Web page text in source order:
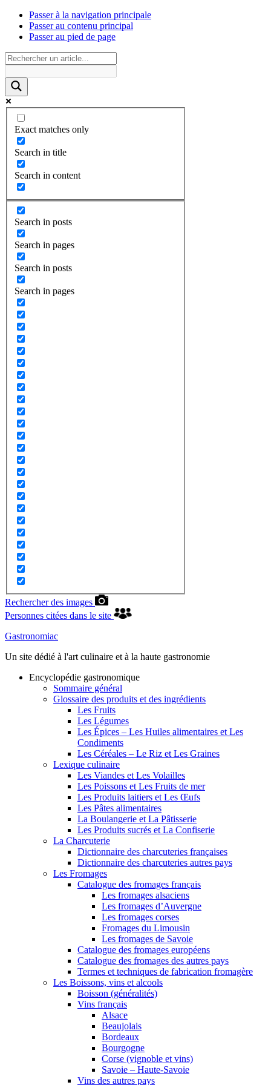
Passer à la navigation principale
Passer au contenu principal
Passer au pied de page
Exact matches only
Search in title
Search in content
Search in posts
Search in pages
Search in posts
Search in pages
Rechercher des images
Personnes citées dans le site
Gastronomiac
Un site dédié à l'art culinaire et à la haute gastronomie
Encyclopédie gastronomique
Sommaire général
Glossaire des produits et des ingrédients
Les Fruits
Les Légumes
Les Épices – Les Huiles alimentaires et Les
Condiments
Les Céréales – Le Riz et Les Graines
Lexique culinaire
Les Viandes et Les Volailles
Les Poissons et Les Fruits de mer
Les Produits laitiers et Les Œufs
Les Pâtes alimentaires
La Boulangerie et La Pâtisserie
Les Produits sucrés et La Confiserie
La Charcuterie
Dictionnaire des charcuteries françaises
Dictionnaire des charcuteries autres pays
Les Fromages
Catalogue des fromages français
Les fromages alsaciens
Les fromages d’Auvergne
Les fromages corses
Fromages du Limousin
Les fromages de Savoie
Catalogue des fromages européens
Catalogue des fromages des autres pays
Termes et techniques de fabrication fromagère
Les Boissons, vins et alcools
Boisson (généralités)
Vins français
Alsace
Beaujolais
Bordeaux
Bourgogne
Corse (vignoble et vins)
Savoie – Haute-Savoie
Vins des autres pays